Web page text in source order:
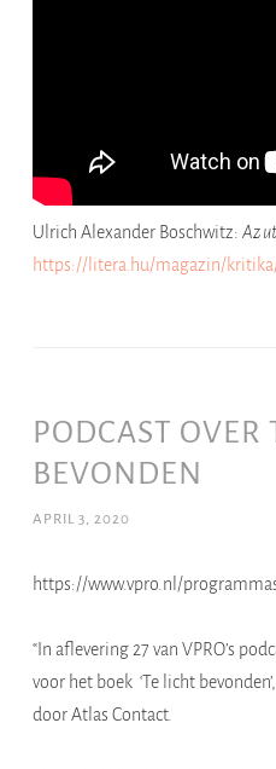
Ulrich Alexander Boschwitz: Az
https://litera.hu/magazin/
PODCAST OVER
BEVONDEN
APRIL 3, 2020
https://www.vpro.nl/
“In aflevering 27 van VPRO’s
voor het boek ‘Te licht
door Atlas Contact.